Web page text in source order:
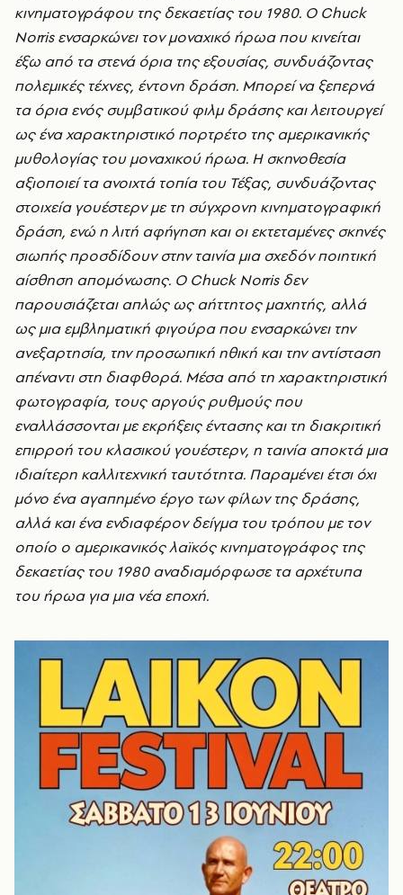
κινηματογράφου της δεκαετίας του 1980. Ο Chuck
Norris ενσαρκώνει τον μοναχικό ήρωα που κινείται
έξω από τα στενά όρια της εξουσίας, συνδυάζοντας
πολεμικές τέχνες, έντονη δράση. Μπορεί να ξεπερνά
τα όρια ενός συμβατικού φιλμ δράσης και λειτουργεί
ως ένα χαρακτηριστικό πορτρέτο της αμερικανικής
μυθολογίας του μοναχικού ήρωα. Η σκηνοθεσία
αξιοποιεί τα ανοιχτά τοπία του Τέξας, συνδυάζοντας
στοιχεία γουέστερν με τη σύγχρονη κινηματογραφική
δράση, ενώ η λιτή αφήγηση και οι εκτεταμένες σκηνές
σιωπής προσδίδουν στην ταινία μια σχεδόν ποιητική
αίσθηση απομόνωσης. Ο Chuck Norris δεν
παρουσιάζεται απλώς ως αήττητος μαχητής, αλλά
ως μια εμβληματική φιγούρα που ενσαρκώνει την
ανεξαρτησία, την προσωπική ηθική και την αντίσταση
απέναντι στη διαφθορά. Μέσα από τη χαρακτηριστική
φωτογραφία, τους αργούς ρυθμούς που
εναλλάσσονται με εκρήξεις έντασης και τη διακριτική
επιρροή του κλασικού γουέστερν, η ταινία αποκτά μια
ιδιαίτερη καλλιτεχνική ταυτότητα. Παραμένει έτσι όχι
μόνο ένα αγαπημένο έργο των φίλων της δράσης,
αλλά και ένα ενδιαφέρον δείγμα του τρόπου με τον
οποίο ο αμερικανικός λαϊκός κινηματογράφος της
δεκαετίας του 1980 αναδιαμόρφωσε τα αρχέτυπα
του ήρωα για μια νέα εποχή.